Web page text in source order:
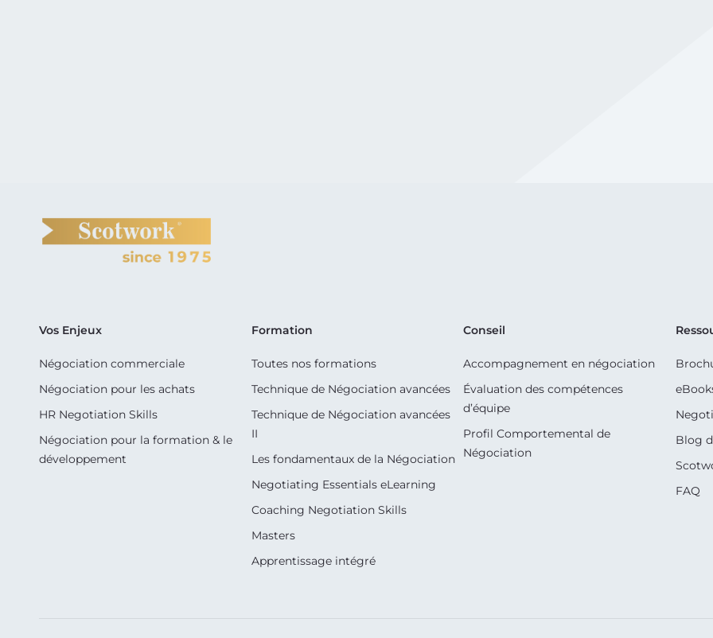
Vos Enjeux
Négociation commerciale
Négociation pour les achats
HR Negotiation Skills
Négociation pour la formation & le
développement
Formation
Toutes nos formations
Technique de Négociation avancées
Technique de Négociation avancées
II
Les fondamentaux de la Négociation
Negotiating Essentials eLearning
Coaching Negotiation Skills
Masters
Apprentissage intégré
Conseil
Accompagnement en négociation
Évaluation des compétences
d’équipe
Profil Comportemental de
Négociation
Blog
FAQ